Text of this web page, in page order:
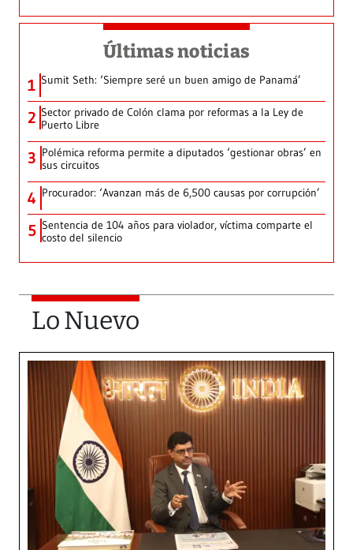
Últimas noticias
1 Sumit Seth: ‘Siempre seré un buen amigo de Panamá’
2 Sector privado de Colón clama por reformas a la Ley de
Puerto Libre
3 Polémica reforma permite a diputados ‘gestionar obras’ en
sus circuitos
4 Procurador: ‘Avanzan más de 6,500 causas por corrupción’
5 Sentencia de 104 años para violador, víctima comparte el
costo del silencio
Lo Nuevo